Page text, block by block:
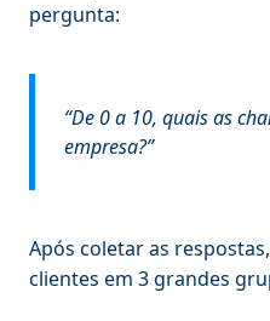
pergunta:
“De 0 a 10, quais as
empresa?”
Após coletar as
clientes em 3 grandes